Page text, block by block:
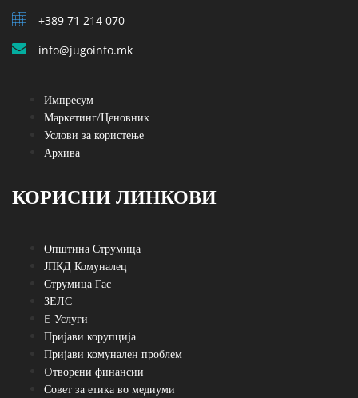
+389 71 214 070
info@jugoinfo.mk
Импресум
Маркетинг/Ценовник
Услови за користење
Архива
КОРИСНИ ЛИНКОВИ
Општина Струмица
ЈПКД Комуналец
Струмица Гас
ЗЕЛС
E-Услуги
Пријави корупција
Пријави комунален проблем
Oтворени финансии
Совет за етика во медиуми